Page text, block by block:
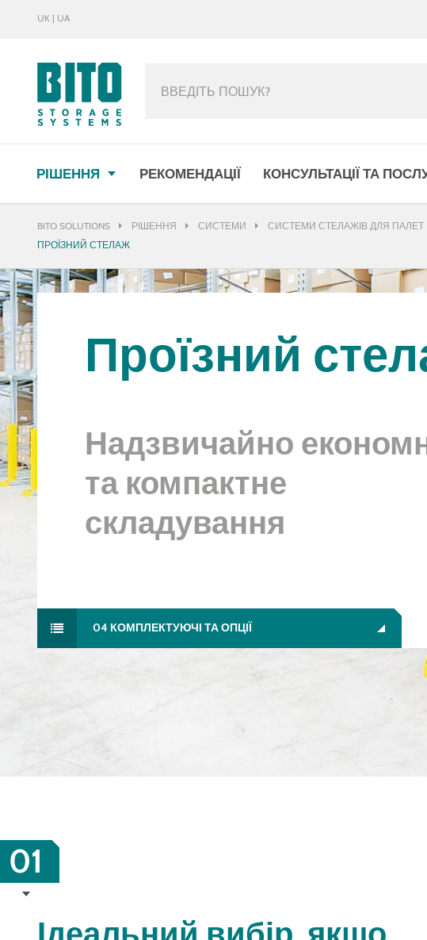
UK | UA
РІШЕННЯ РЕКОМЕНДАЦІЇ КОНСУЛЬТАЦІЇ ТА
BITO SOLUTIONS РІШЕННЯ СИСТЕМИ
СИСТЕМИ СТЕЛАЖІВ ДЛЯ ПАЛЕТ
ПРОЇЗНИЙ СТЕЛАЖ
04 КОМПЛЕКТУЮЧІ ТА ОПЦІЇ
Проїзний
Надзвичайно
та компактне
складування
01